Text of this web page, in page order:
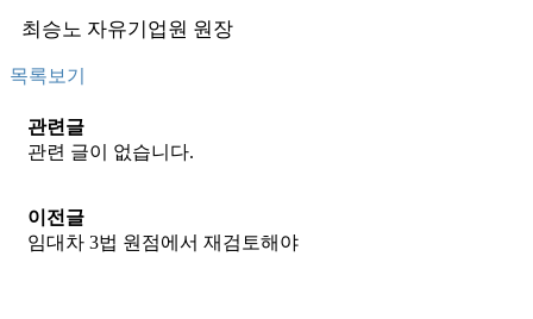
최승노 자유기업원 원장
목록보기
관련글
관련 글이 없습니다.
이전글
임대차 3법 원점에서 재검토해야